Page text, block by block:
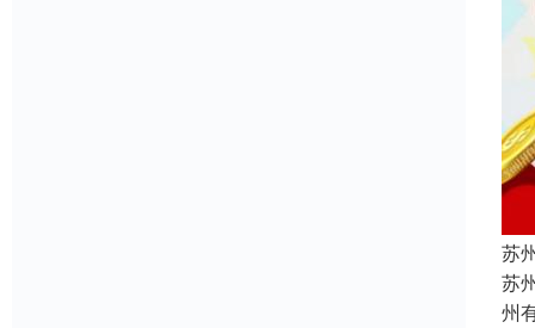
苏
苏
州